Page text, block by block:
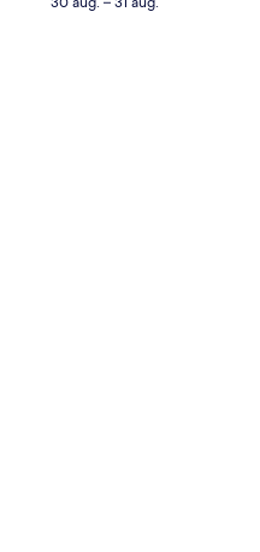
Svit Superior - bubbelbad |